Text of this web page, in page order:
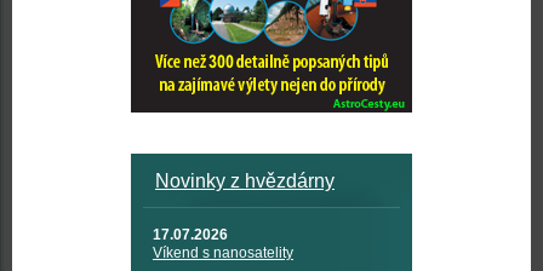
Novinky z hvězdárny
17.07.2026
Víkend s nanosatelity